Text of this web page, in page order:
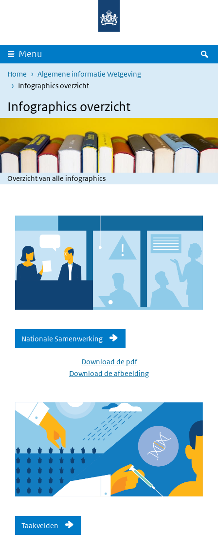
Overslaan en naar de inhoud gaan
Menu
Home
Algemene informatie Wetgeving
Infographics overzicht
Infographics overzicht
Overzicht van alle infographics
Nationale Samenwerking
Download de pdf
Download de afbeelding
Taakvelden